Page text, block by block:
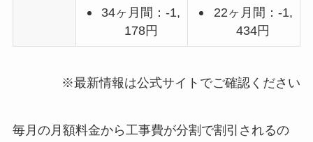
34ヶ月間：-1,
178円
22ヶ月間：-1,
434円
※最新情報は公式サイトでご確認ください
毎月の月額料金から工事費が分割で割引されるの